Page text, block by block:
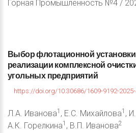
Горная Промышленность №4 /
Выборфлотационнойустановки
реализациикомплексной
угольных предприятий
https://doi.org/10.30686/1609-9192-
Л.А. Иванова1 , Е.С. Михайлова1 ,
А.К. Горелкина1 , В.П. Иванова2